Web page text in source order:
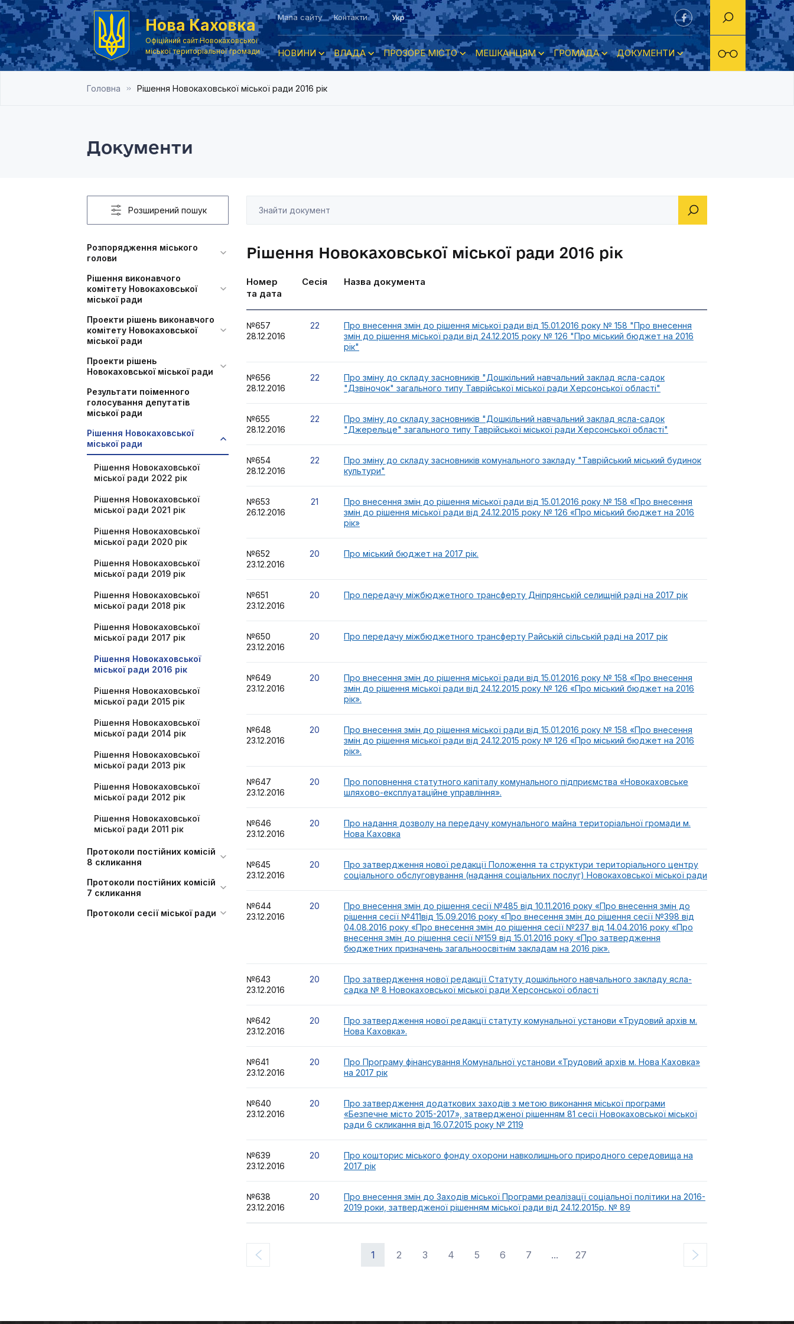
Нова Каховка
Офіційний сайт Новокаховської
міської територіальної громади
Мапа сайту Контакти Укр
НОВИНИ ВЛАДА ПРОЗОРЕ МІСТО МЕШКАНЦЯМ ГРОМАДА ДОКУМЕНТИ
Головна Рішення Новокаховської міської ради 2016 рік
Документи
Розширений пошук
Розпорядження міського
голови
Рішення виконавчого
комітету Новокаховської
міської ради
Проекти рішень виконавчого
комітету Новокаховської
міської ради
Проекти рішень
Новокаховської міської ради
Результати поіменного
голосування депутатів
міської ради
Рішення Новокаховської
міської ради
Рішення Новокаховської
міської ради 2022 рік
Рішення Новокаховської
міської ради 2021 рік
Рішення Новокаховської
міської ради 2020 рік
Рішення Новокаховської
міської ради 2019 рік
Рішення Новокаховської
міської ради 2018 рік
Рішення Новокаховської
міської ради 2017 рік
Рішення Новокаховської
міської ради 2016 рік
Рішення Новокаховської
міської ради 2015 рік
Рішення Новокаховської
міської ради 2014 рік
Рішення Новокаховської
міської ради 2013 рік
Рішення Новокаховської
міської ради 2012 рік
Рішення Новокаховської
міської ради 2011 рік
Протоколи постійних комісій
8 скликання
Протоколи постійних комісій
7 скликання
Протоколи сесії міської ради
Рішення Новокаховської міської ради 2016 рік
Номер
та дата
Сесія Назва документа
№657
28.12.2016
22
Про внесення змін до рішення міської ради від 15.01.2016 року № 158 "Про внесення
змін до рішення міської ради від 24.12.2015 року № 126 "Про міський бюджет на 2016
рік"
№656
28.12.2016
22
Про зміну до складу засновників "Дошкільний навчальний заклад ясла-садок
"Дзвіночок" загального типу Таврійської міської ради Херсонської області"
№655
28.12.2016
22
Про зміну до складу засновників "Дошкільний навчальний заклад ясла-садок
"Джерельце" загального типу Таврійської міської ради Херсонської області"
№654
28.12.2016
22
Про зміну до складу засновників комунального закладу "Таврійський міський будинок
культури"
№653
26.12.2016
21
Про внесення змін до рішення міської ради від 15.01.2016 року № 158 «Про внесення
змін до рішення міської ради від 24.12.2015 року № 126 «Про міський бюджет на 2016
рік»
№652
23.12.2016
20 Про міський бюджет на 2017 рік.
№651
23.12.2016
20 Про передачу міжбюджетного трансферту Дніпрянській селищній раді на 2017 рік
№650
23.12.2016
20 Про передачу міжбюджетного трансферту Райській сільській раді на 2017 рік
№649
23.12.2016
20
Про внесення змін до рішення міської ради від 15.01.2016 року № 158 «Про внесення
змін до рішення міської ради від 24.12.2015 року № 126 «Про міський бюджет на 2016
рік».
№648
23.12.2016
20
Про внесення змін до рішення міської ради від 15.01.2016 року № 158 «Про внесення
змін до рішення міської ради від 24.12.2015 року № 126 «Про міський бюджет на 2016
рік».
№647
23.12.2016
20
Про поповнення статутного капіталу комунального підприємства «Новокаховське
шляхово-експлуатаційне управління».
№646
23.12.2016
20
Про надання дозволу на передачу комунального майна територіальної громади м.
Нова Каховка
№645
23.12.2016
20
Про затвердження нової редакції Положення та структури територіального центру
соціального обслуговування (надання соціальних послуг) Новокаховської міської ради
№644
23.12.2016
20
Про внесення змін до рішення сесії №485 від 10.11.2016 року «Про внесення змін до
рішення сесії №411від 15.09.2016 року «Про внесення змін до рішення сесії №398 від
04.08.2016 року «Про внесення змін до рішення сесії №237 від 14.04.2016 року «Про
внесення змін до рішення сесії №159 від 15.01.2016 року «Про затвердження
бюджетних призначень загальноосвітнім закладам на 2016 рік».
№643
23.12.2016
20
Про затвердження нової редакції Статуту дошкільного навчального закладу ясла-
садка № 8 Новокаховської міської ради Херсонської області
№642
23.12.2016
20
Про затвердження нової редакції статуту комунальної установи «Трудовий архів м.
Нова Каховка».
№641
23.12.2016
20
Про Програму фінансування Комунальної установи «Трудовий архів м. Нова Каховка»
на 2017 рік
№640
23.12.2016
20
Про затвердження додаткових заходів з метою виконання міської програми
«Безпечне місто 2015-2017», затвердженої рішенням 81 сесії Новокаховської міської
ради 6 скликання від 16.07.2015 року № 2119
№639
23.12.2016
20
Про кошторис міського фонду охорони навколишнього природного середовища на
2017 рік
№638
23.12.2016
20
Про внесення змін до Заходів міської Програми реалізації соціальної політики на 2016-
2019 роки, затвердженої рішенням міської ради від 24.12.2015р. № 89
1 2 3 4 5 6 7 ... 27